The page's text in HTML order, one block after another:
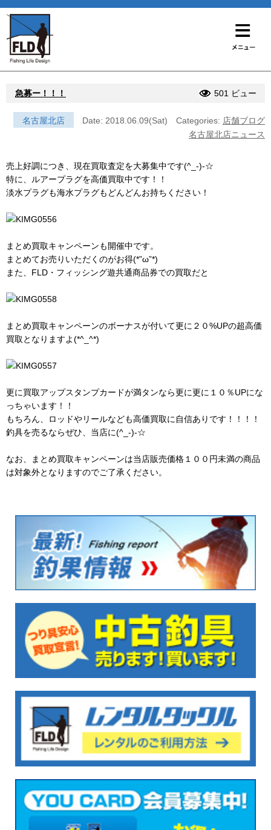
急募ー！！！ 501 ビュー
名古屋北店 Date: 2018.06.09(Sat) Categories: 店舗ブログ
名古屋北店ニュース
売上好調につき、現在買取査定を大募集中です(^_-)-☆
特に、ルアープラグを高価買取中です！！
淡水プラグも海水プラグもどんどんお持ちください！
まとめ買取キャンペーンも開催中です。
まとめてお売りいただくのがお得(*”ω”*)
また、FLD・フィッシング遊共通商品券での買取だと
まとめ買取キャンペーンのボーナスが付いて更に２０%UPの超高価
買取となりますよ(*^_^*)
更に買取アップスタンプカードが満タンなら更に更に１０％UPにな
っちゃいます！！
もちろん、ロッドやリールなども高価買取に自信ありです！！！！
釣具を売るならぜひ、当店に(^_-)-☆
なお、まとめ買取キャンペーンは当店販売価格１００円未満の商品
は対象外となりますのでご了承ください。